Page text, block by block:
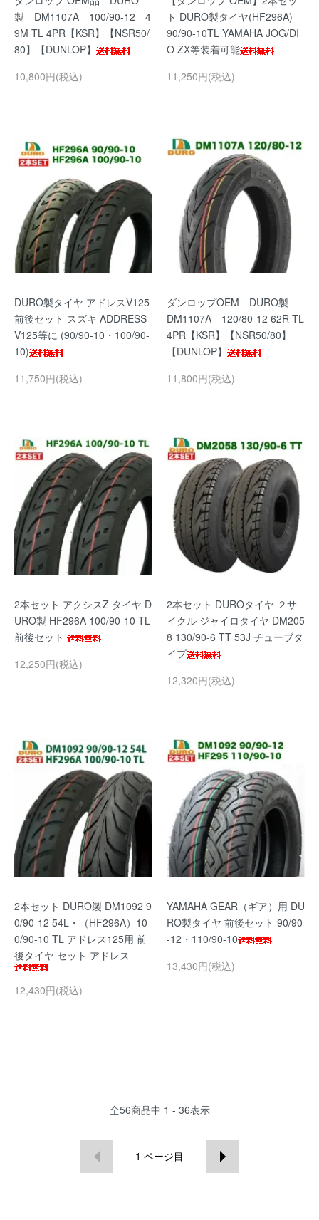
製 DM1107A 100/90-12 4
9M TL 4PR【KSR】【NSR50/
80】【DUNLOP】
10,800円(税込)
ト DURO製タイヤ(HF296A)
90/90-10TL YAMAHA JOG/DI
O ZX等装着可能
11,250円(税込)
DURO製タイヤ アドレスV125
前後セット スズキ ADDRESS
V125等に (90/90-10・100/90-
10)
11,750円(税込)
ダンロップOEM DURO製
DM1107A 120/80-12 62R TL
4PR【KSR】【NSR50/80】
【DUNLOP】
11,800円(税込)
2本セット アクシスZ タイヤ D
URO製 HF296A 100/90-10 TL
前後セット
12,250円(税込)
2本セット DUROタイヤ ２サ
イクル ジャイロタイヤ DM205
8 130/90-6 TT 53J チューブタ
イプ
12,320円(税込)
2本セット DURO製 DM1092 9
0/90-12 54L・（HF296A）10
0/90-10 TL アドレス125用 前
後タイヤ セット アドレス
12,430円(税込)
YAMAHA GEAR（ギア）用 DU
RO製タイヤ 前後セット 90/90
-12・110/90-10
13,430円(税込)
全56商品中 1 - 36表示
1 ページ目